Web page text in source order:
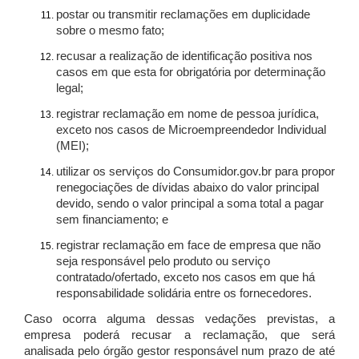
postar ou transmitir reclamações em duplicidade
sobre o mesmo fato;
recusar a realização de identificação positiva nos
casos em que esta for obrigatória por determinação
legal;
registrar reclamação em nome de pessoa jurídica,
exceto nos casos de Microempreendedor Individual
(MEI);
utilizar os serviços do Consumidor.gov.br para propor
renegociações de dívidas abaixo do valor principal
devido, sendo o valor principal a soma total a pagar
sem financiamento; e
registrar reclamação em face de empresa que não
seja responsável pelo produto ou serviço
contratado/ofertado, exceto nos casos em que há
responsabilidade solidária entre os fornecedores.
Caso ocorra alguma dessas vedações previstas, a
empresa poderá recusar a reclamação, que será
analisada pelo órgão gestor responsável num prazo de até